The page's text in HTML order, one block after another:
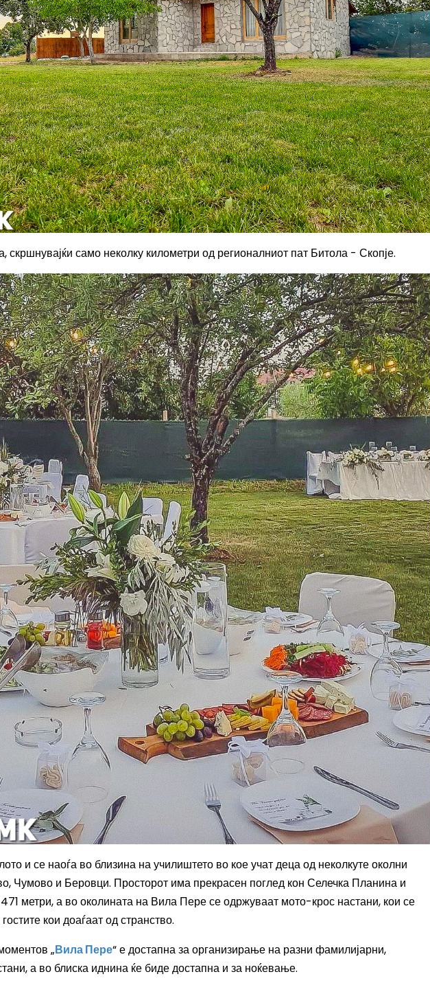
скршнувајќи само неколку километри од регионалниот пат Битола - Скопје.
и се наоѓа во близина на училиштето во кое учат деца од неколкуте околни
Чумово и Беровци. Просторот има прекрасен поглед кон Селечка Планина и
метри,а во околината на Вила Пере се одржуваат мото-крос настани, кои се
кои доаѓаат од странство.
„Вила Пере“ е достапна за организирање на разни фамилијарни,
а во блиска иднина ќе биде достапна и за ноќевање.